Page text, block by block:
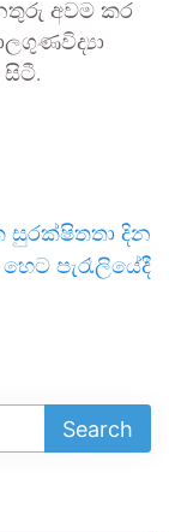
අවම කර
සුර­ක්ෂිතතා දින
පැරෑ­ලි­යේදී